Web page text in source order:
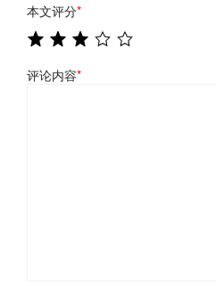
本文评分*
评论内容*